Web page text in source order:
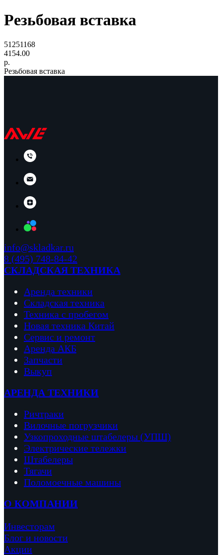
Резьбовая вставка
51251168
4154.00
р.
Резьбовая вставка
info@skladkar.ru
8 (495) 748-84-42
СКЛАДСКАЯ ТЕХНИКА
Аренда техники
Складская техника
Техника с пробегом
Новая техника Китай
Сервис и ремонт
Аренда АКБ
Запчасти
Выкуп
АРЕНДА ТЕХНИКИ
Ричтраки
Вилочные погрузчики
Узкопроходные штабелеры (УПШ)
Электрические тележки
Штабелеры
Тягачи
Поломоечные машины
О КОМПАНИИ
Инвесторам
Блог и новости
Акции